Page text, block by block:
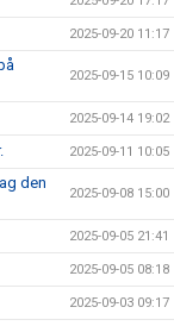
2025-09-20 11:17
2025-09-15 10:09
2025-09-14 19:02
2025-09-11 10:05
den
2025-09-08 15:00
2025-09-05 21:41
2025-09-05 08:18
2025-09-03 09:17